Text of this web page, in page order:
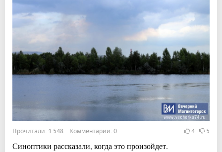
Прочитали: 1 548 Комментарии: 0 4 5
Синоптики рассказали, когда это произойдет.